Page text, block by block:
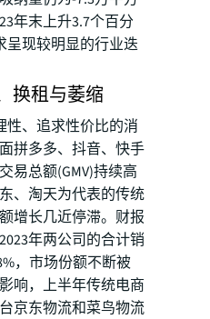
年末上升3.7个百分
呈现较明显的行业迭
换租与萎缩
性、追求性价比的消
拼多多、抖音、快手
易总额(GMV)持续高
、淘天为代表的传统
增长几近停滞。财报
年两公司的合计销
，市场份额不断被
响，上半年传统电商
京东物流和菜鸟物流